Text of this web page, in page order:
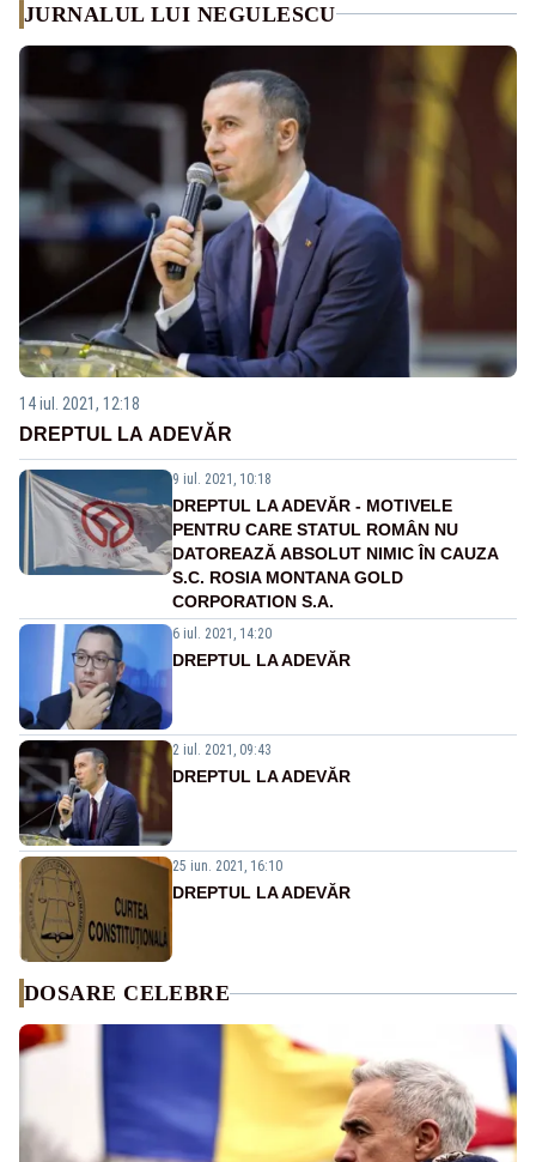
JURNALUL LUI NEGULESCU
14 iul. 2021, 12:18
DREPTUL LA ADEVĂR
9 iul. 2021, 10:18
DREPTUL LA ADEVĂR - MOTIVELE
PENTRU CARE STATUL ROMÂN NU
DATOREAZĂ ABSOLUT NIMIC ÎN CAUZA
S.C. ROSIA MONTANA GOLD
CORPORATION S.A.
6 iul. 2021, 14:20
DREPTUL LA ADEVĂR
2 iul. 2021, 09:43
DREPTUL LA ADEVĂR
25 iun. 2021, 16:10
DREPTUL LA ADEVĂR
DOSARE CELEBRE